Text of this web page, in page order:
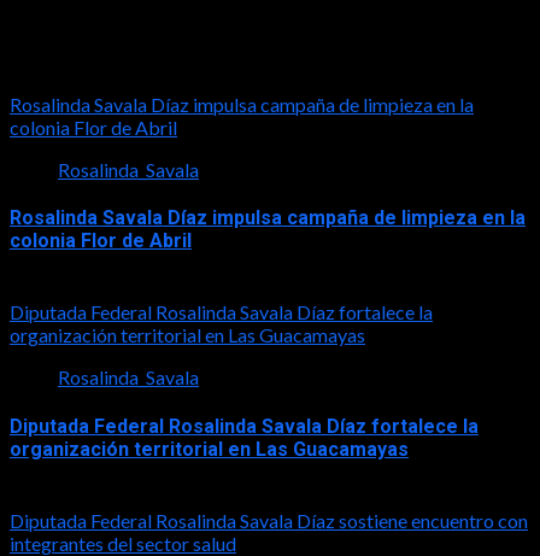
Rosalinda Savala Díaz impulsa campaña de limpieza en la
colonia Flor de Abril
Rosalinda_Savala
Rosalinda Savala Díaz impulsa campaña de limpieza en la
colonia Flor de Abril
Diputada Federal Rosalinda Savala Díaz fortalece la
organización territorial en Las Guacamayas
Rosalinda_Savala
Diputada Federal Rosalinda Savala Díaz fortalece la
organización territorial en Las Guacamayas
Diputada Federal Rosalinda Savala Díaz sostiene encuentro con
integrantes del sector salud